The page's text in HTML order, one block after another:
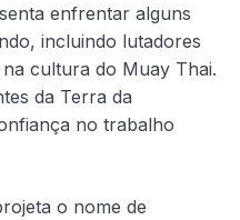
enfrentar alguns
incluindo lutadores
cultura do Muay Thai.
da Terra da
no trabalho
o nome de